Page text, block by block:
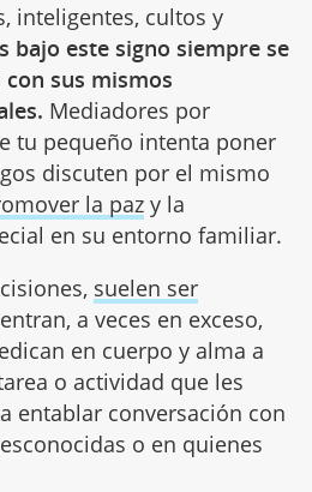
inteligentes, cultos y
bajo este signo siempre se
sus mismos
Mediadores por
tu pequeño intenta poner
discuten por el mismo
la pazy la
en su entorno familiar.
suelen ser
a veces en exceso,
en cuerpo y alma a
o actividad que les
entablar conversación con
o en quienes